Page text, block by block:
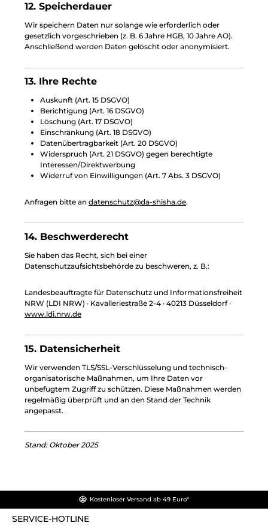
12. Speicherdauer
Wir speichern Daten nur solange wie erforderlich oder
gesetzlich vorgeschrieben (z. B. 6 Jahre HGB, 10 Jahre AO).
Anschließend werden Daten gelöscht oder anonymisiert.
13. Ihre Rechte
Auskunft (Art. 15 DSGVO)
Berichtigung (Art. 16 DSGVO)
Löschung (Art. 17 DSGVO)
Einschränkung (Art. 18 DSGVO)
Datenübertragbarkeit (Art. 20 DSGVO)
Widerspruch (Art. 21 DSGVO) gegen berechtigte
Interessen/Direktwerbung
Widerruf von Einwilligungen (Art. 7 Abs. 3 DSGVO)
Anfragen bitte an datenschutz@da-shisha.de.
14. Beschwerderecht
Sie haben das Recht, sich bei einer
Datenschutzaufsichtsbehörde zu beschweren, z. B.:
Landesbeauftragte für Datenschutz und Informationsfreiheit
NRW (LDI NRW) · Kavalleriestraße 2-4 · 40213 Düsseldorf ·
www.ldi.nrw.de
15. Datensicherheit
Wir verwenden TLS/SSL-Verschlüsselung und technisch-
organisatorische Maßnahmen, um Ihre Daten vor
unbefugtem Zugriff zu schützen. Diese Maßnahmen werden
regelmäßig überprüft und an den Stand der Technik
angepasst.
Stand: Oktober 2025
Kostenloser Versand ab 49 Euro*
SERVICE-HOTLINE